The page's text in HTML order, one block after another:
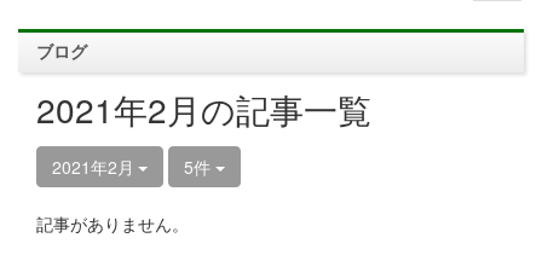
ブログ
2021年2月の記事一覧
2021年2月 5件
記事がありません。